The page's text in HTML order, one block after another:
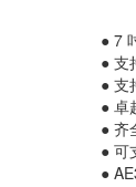
● 7
● 支
● 支
● 卓
● 齐
● 可
●